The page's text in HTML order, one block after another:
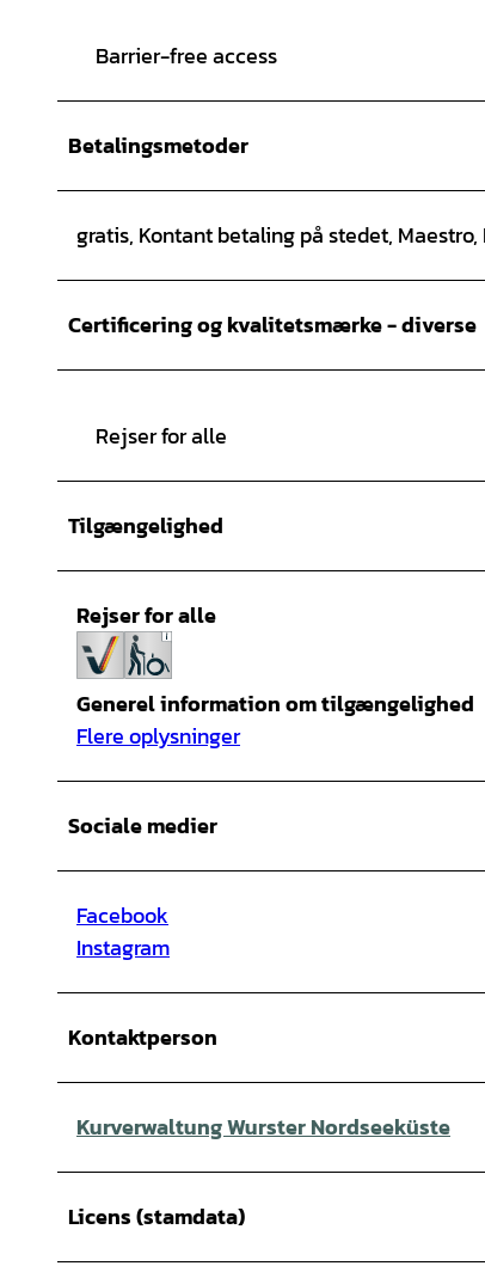
Barrier-free access
Betalingsmetoder
gratis, Kontant betaling på stedet,
Certificering og kvalitetsmærke - diverse
Rejser for alle
Tilgængelighed
Rejser for alle
Generel information om tilgængelighed
Flere oplysninger
Sociale medier
Facebook
Instagram
Kontaktperson
Kurverwaltung Wurster Nordseeküste
Licens (stamdata)